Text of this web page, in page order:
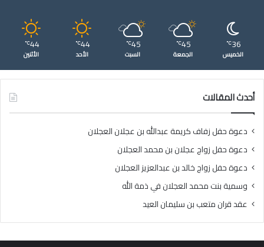
36
℃
الخميس
45
℃
الجمعة
45
℃
السبت
44
℃
الأحد
44
℃
الأثنين
أحدث المقالات
دعوة حفل زفاف كريمة عبدالله بن عجلان العجلان
دعوة حفل زواج عجلان بن محمد العجلان
دعوة حفل زواج خالد بن عبدالعزيز العجلان
وسمية بنت محمد العجلان في ذمة الله
عقد قران متعب بن سليمان العيد